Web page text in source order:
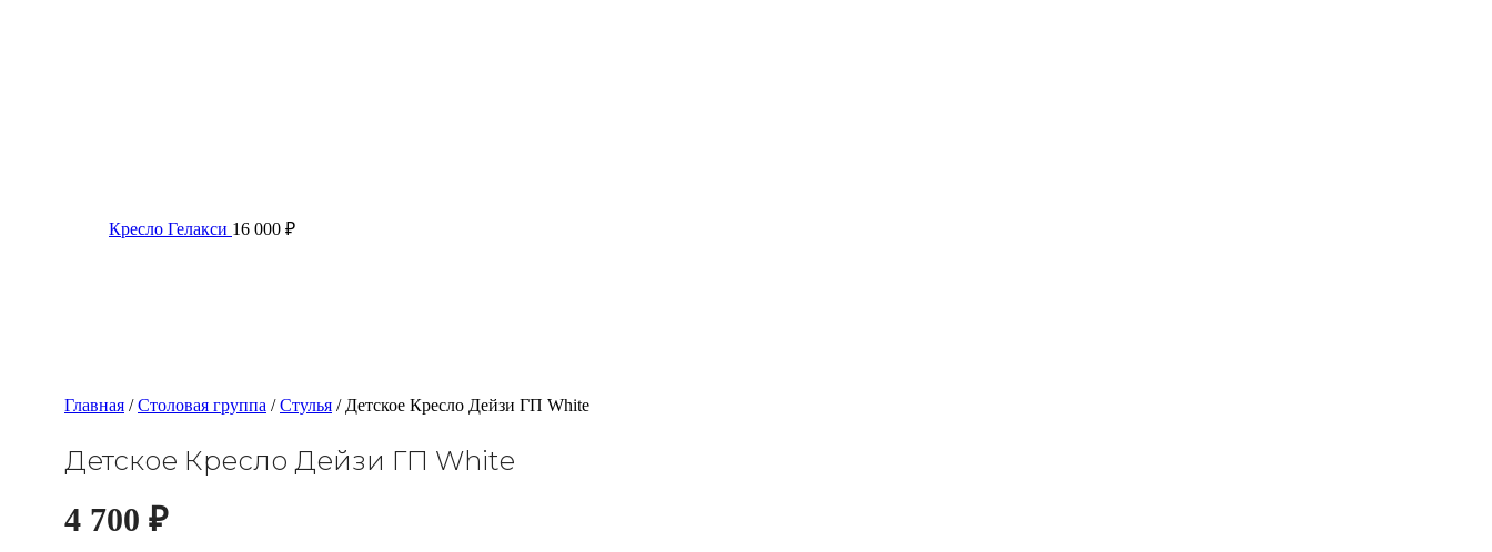
Кресло Гелакси 16 000 ₽
Главная /Столовая группа /Стулья / Детское Кресло Дейзи ГП White
Детское Кресло Дейзи ГП White
4 700 ₽